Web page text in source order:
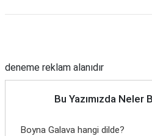
deneme reklam alanıdır
Bu Yazımızda Neler
Boyna Galava hangi dilde?